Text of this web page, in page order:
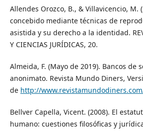
Allendes Orozco, B., & Villavicencio, M.
concebido mediante técnicas de
asistida y su derecho a la identidad.
Y CIENCIAS JURÍDICAS, 20.
Almeida, F. (Mayo de 2019). Bancos de
anonimato. Revista Mundo Diners,
de http://
Bellver Capella, Vicent. (2008). El
humano: cuestiones filosóficas y